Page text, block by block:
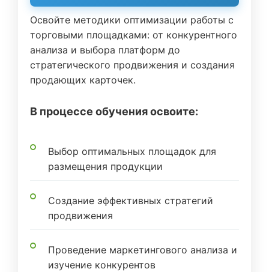
Освойте методики оптимизации работы с
торговыми площадками: от конкурентного
анализа и выбора платформ до
стратегического продвижения и создания
продающих карточек.
В процессе обучения освоите:
Выбор оптимальных площадок для
размещения продукции
Создание эффективных стратегий
продвижения
Проведение маркетингового анализа и
изучение конкурентов